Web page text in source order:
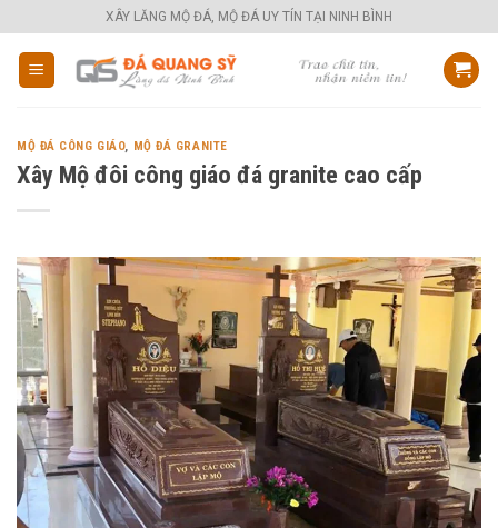
to
content
XÂY LĂNG MỘ ĐÁ, MỘ ĐÁ UY TÍN TẠI NINH BÌNH
MỘ ĐÁ CÔNG GIÁO, MỘ ĐÁ GRANITE
Xây Mộ đôi công giáo đá granite cao cấp